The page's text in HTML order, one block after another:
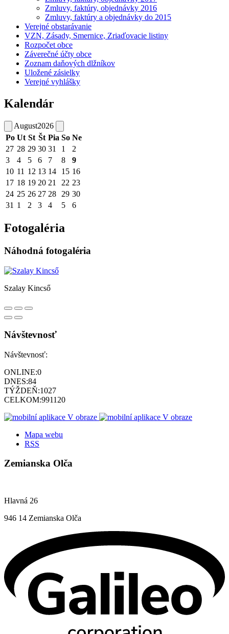
Zmluvy, faktúry, objednávky 2016
Zmluvy, faktúry a objednávky do 2015
Verejné obstarávanie
VZN, Zásady, Smernice, Zriaďovacie listiny
Rozpočet obce
Záverečné účty obce
Zoznam daňových dlžníkov
Uložené zásielky
Verejné vyhlášky
Kalendár
August2026
Po Ut St Št Pia So Ne
27 28 29 30 31 1
2
3
4 5 6 7 8
9
10 11 12 13 14 15 16
17 18 19 20 21 22 23
24 25 26 27 28 29 30
31 1 2 3 4 5 6
Fotogaléria
Náhodná fotogaléria
Szalay Kincső
Návštevnosť
Návštevnosť:
ONLINE:0
DNES:84
TÝŽDEŇ:1027
CELKOM:991120
Mapa webu
RSS
Zemianska Olča
Hlavná 26
946 14 Zemianska Olča